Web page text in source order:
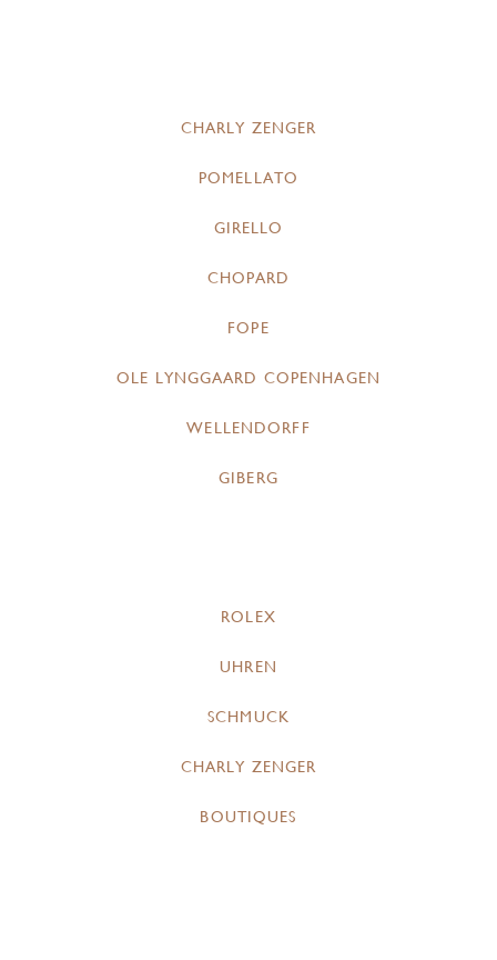
CHARLY ZENGER
POMELLATO
GIRELLO
CHOPARD
FOPE
OLE LYNGGAARD COPENHAGEN
WELLENDORFF
GIBERG
ROLEX
UHREN
SCHMUCK
CHARLY ZENGER
BOUTIQUES